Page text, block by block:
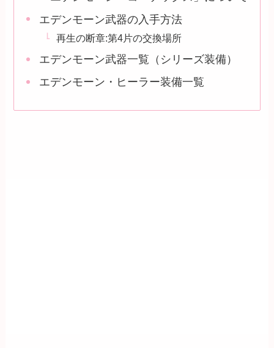
エデンモーン武器の入手方法
再生の断章:第4片の交換場所
エデンモーン武器一覧（シリーズ装備）
エデンモーン・ヒーラー装備一覧